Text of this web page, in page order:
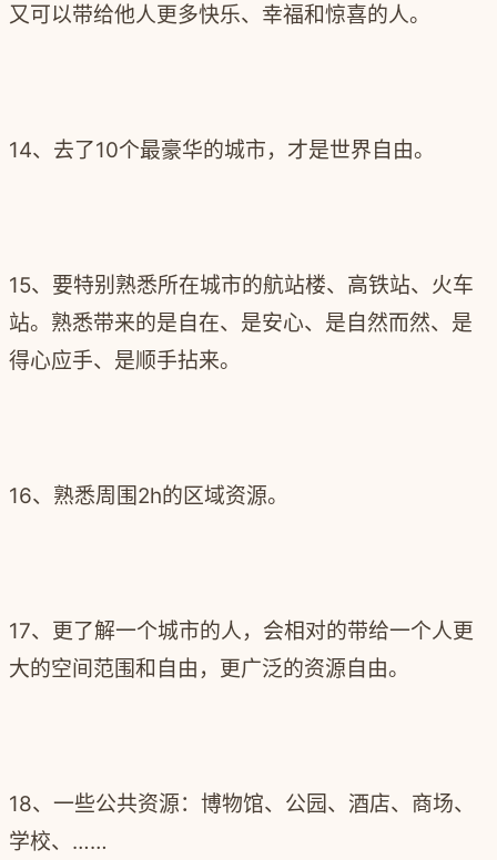
又可以带给他人更多快乐、幸福和惊喜的人。
14、去了10个最豪华的城市，才是世界自由。
15、要特别熟悉所在城市的航站楼、高铁站、火车
站。熟悉带来的是自在、是安心、是自然而然、是
得心应手、是顺手拈来。
16、熟悉周围2h的区域资源。
17、更了解一个城市的人，会相对的带给一个人更
大的空间范围和自由，更广泛的资源自由。
18、一些公共资源：博物馆、公园、酒店、商场、
学校、……